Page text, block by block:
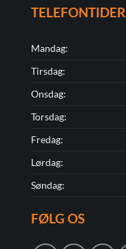
TELEFONTIDER
Mandag:
Tirsdag:
Onsdag:
Torsdag:
Fredag:
Lørdag:
Søndag:
FØLG OS